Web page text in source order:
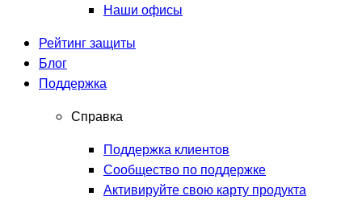
Наши офисы
Рейтинг защиты
Блог
Поддержка
Справка
Поддержка клиентов
Сообщество по поддержке
Активируйте свою карту продукта